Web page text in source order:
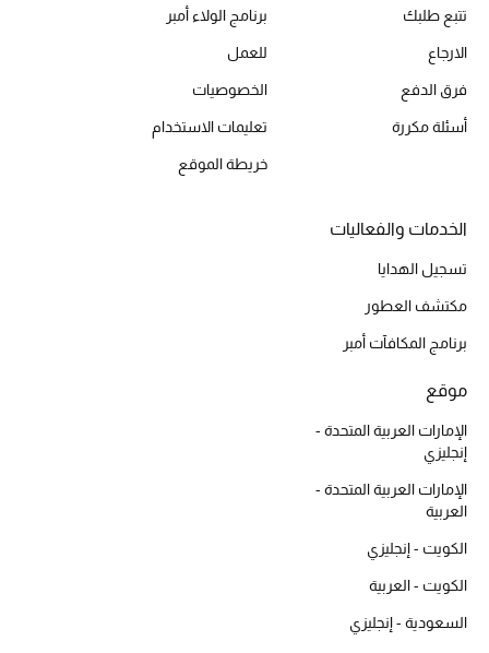
هدايا
دليل مستلزمات الجمال
أبرز الماركات
تسوقوا أحدث الماركات
الهدايا
الموسم الجديد
ركن أناقة المنتجعات
تتبع طلبك
الارجاع
فرق الدفع
أسئلة مكررة
برنامج الولاء أمبر
للعمل
الخصوصيات
تعليمات الاستخدام
خريطة الموقع
الخدمات والفعاليات
تسجيل الهدايا
مكتشف العطور
برنامج المكافآت أمبر
موقع
الإمارات العربية المتحدة -
إنجليزي
الإمارات العربية المتحدة -
العربية
الكويت - إنجليزي
الكويت - العربية
السعودية - إنجليزي